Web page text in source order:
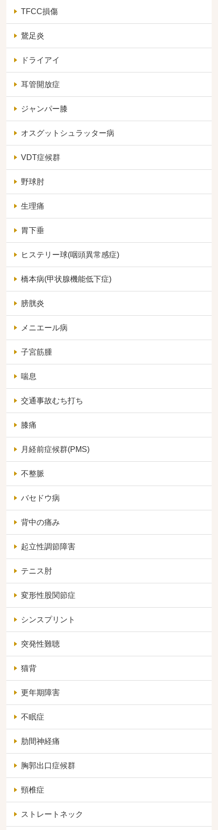
TFCC損傷
鵞足炎
ドライアイ
耳管開放症
ジャンパー膝
オスグットシュラッター病
VDT症候群
野球肘
生理痛
胃下垂
ヒステリー球(咽頭異常感症)
橋本病(甲状腺機能低下症)
膀胱炎
メニエール病
子宮筋腫
喘息
交通事故むち打ち
膝痛
月経前症候群(PMS)
不整脈
バセドウ病
背中の痛み
起立性調節障害
テニス肘
変形性股関節症
シンスプリント
突発性難聴
猫背
更年期障害
不眠症
肋間神経痛
胸郭出口症候群
頸椎症
ストレートネック